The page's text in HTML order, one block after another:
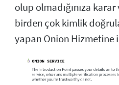
olup olmadığınıza
birden çok kimlik
yapan Onion Hizmetine